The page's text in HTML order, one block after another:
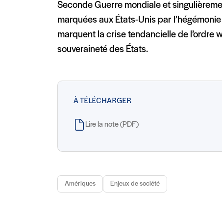
Seconde Guerre mondiale et
marquées aux États-Unis par
marquent la crise tendancielle de l’ordre
souveraineté des États.
À TÉLÉCHARGER
Lire la note (PDF)
Amériques Enjeux de société